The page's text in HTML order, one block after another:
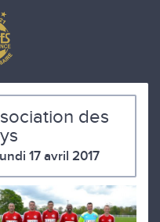
des
17 avril 2017